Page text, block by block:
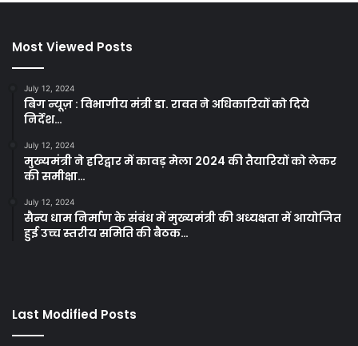
Most Viewed Posts
July 12, 2024
बिग न्यूज़ : विभागीय मंत्री डा. रावत ने अधिकारियों को दिये
निर्देश…
July 12, 2024
मुख्यमंत्री ने हरिद्वार में कावड़ मेला 2024 की तैयारियों को लेकर
की समीक्षा…
July 12, 2024
सैन्य धाम निर्माण के संबंध में मुख्यमंत्री की अध्यक्षता में आयोजित
हुई उच्च स्तरीय समिति की बैठक…
Last Modified Posts